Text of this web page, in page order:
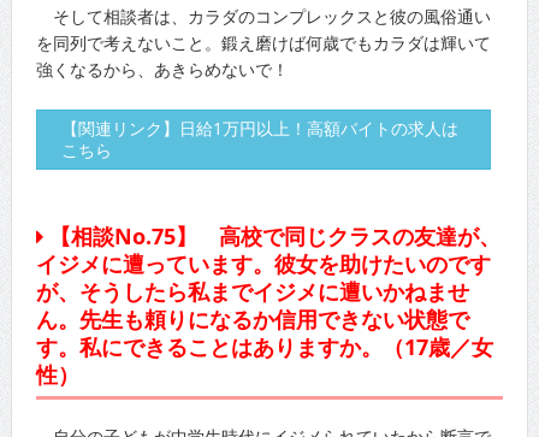
そして相談者は、カラダのコンプレックスと彼の風俗通い
を同列で考えないこと。鍛え磨けば何歳でもカラダは輝いて
強くなるから、あきらめないで！
【関連リンク】日給1万円以上！高額バイトの求人は
こちら
【相談No.75】 高校で同じクラスの友達が、
イジメに遭っています。彼女を助けたいのです
が、そうしたら私までイジメに遭いかねませ
ん。先生も頼りになるか信用できない状態で
す。私にできることはありますか。（17歳／女
性）